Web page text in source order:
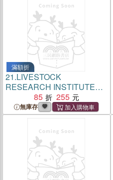
滿額折
21.LIVESTOCK
RESEARCH INSTITUTE
COUNCIL OF
AGRICULTURE - Biennial
Report 2014-2015 (英文版)
85 255
無庫存